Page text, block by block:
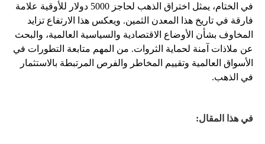
في الختام، يمثل اختراق الذهب لحاجز 5000 دولار للأوقية علامة
فارقة في تاريخ هذا المعدن الثمين. ويعكس هذا الارتفاع تزايد
المخاوف بشأن الأوضاع الاقتصادية والسياسية العالمية، والبحث
عن ملاذات آمنة لحماية الثروات. من المهم متابعة التطورات في
الأسواق العالمية وتقييم المخاطر والفرص المرتبطة بالاستثمار
في الذهب.
في هذا المقال: